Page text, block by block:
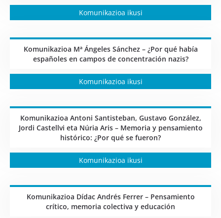
Komunikazioa ikusi
Komunikazioa Mª Ángeles Sánchez – ¿Por qué había
españoles en campos de concentración nazis?
Komunikazioa ikusi
Komunikazioa Antoni Santisteban, Gustavo González,
Jordi Castellvi eta Núria Aris – Memoria y pensamiento
histórico: ¿Por qué se fueron?
Komunikazioa ikusi
Komunikazioa Dídac Andrés Ferrer – Pensamiento
crítico, memoria colectiva y educación